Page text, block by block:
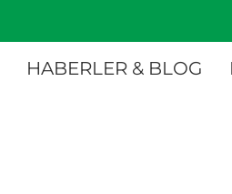
HABERLER & BLOG